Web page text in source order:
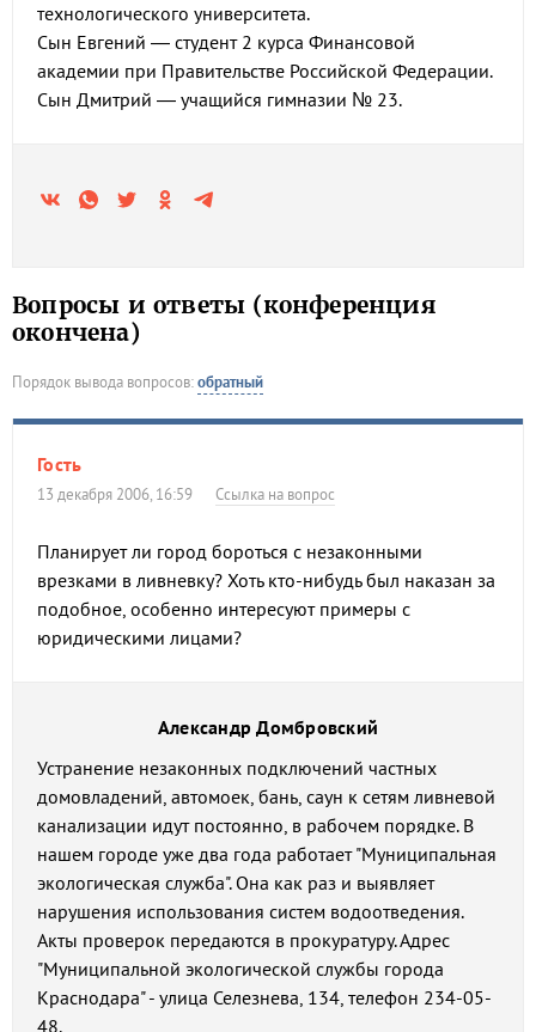
технологического университета.
Сын Евгений — студент 2 курса Финансовой
академии при Правительстве Российской Федерации.
Сын Дмитрий — учащийся гимназии № 23.
Вопросы и ответы (конференция
окончена)
Порядок вывода вопросов:обратный
Гость
13 декабря 2006, 16:59 Ссылка на вопрос
Планирует ли город бороться с незаконными
врезками в ливневку? Хоть кто-нибудь был наказан за
подобное, особенно интересуют примеры с
юридическими лицами?
Александр Домбровский
Устранение незаконных подключений частных
домовладений, автомоек, бань, саун к сетям ливневой
канализации идут постоянно, в рабочем порядке. В
нашем городе уже два года работает "Муниципальная
экологическая служба". Она как раз и выявляет
нарушения использования систем водоотведения.
Акты проверок передаются в прокуратуру. Адрес
"Муниципальной экологической службы города
Краснодара" - улица Селезнева, 134, телефон 234-05-
48.